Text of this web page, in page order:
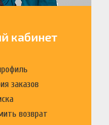
кабинет
заказов
возврат